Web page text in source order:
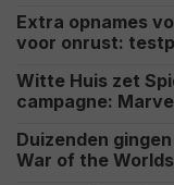
Extra opnames
voor onrust:
Witte Huis zet
campagne:
Duizenden
War of the